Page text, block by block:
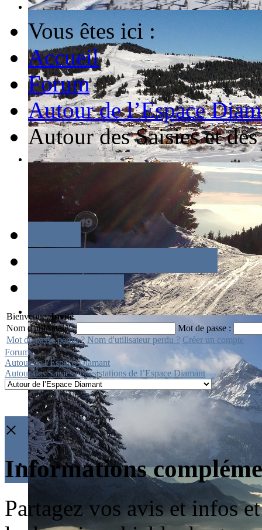
Vous êtes ici :
Accueil
Forum
Autour de l’Espace
Autour des Saisies et
Bienvenue,Invité
Nom d'utilisateur :
Mot de passe :
Mot de passe perdu ? Nom d'utilisateur perdu ? Créer un compte
Forum
Autour de l’Espace Diamant
Autour des Saisies et des stations de l’Espace Diamant
×
Informations
Partagez vos avis et infos